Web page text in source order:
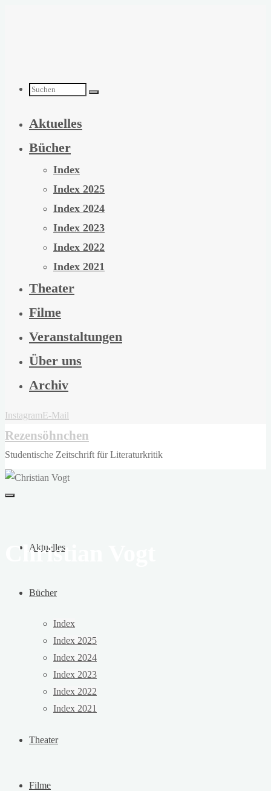
Suchen
nach:
Aktuelles
Bücher
Index
Index 2025
Index 2024
Index 2023
Index 2022
Index 2021
Theater
Filme
Veranstaltungen
Über uns
Archiv
InstagramE-Mail
Rezensöhnchen
Studentische Zeitschrift für Literaturkritik
Aktuelles
Bücher
Index
Index 2025
Index 2024
Index 2023
Index 2022
Index 2021
Theater
Filme
Christian Vogt